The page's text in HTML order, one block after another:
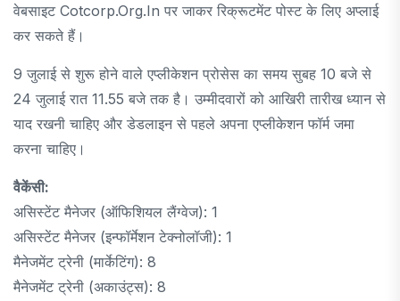
वेबसाइट Cotcorp.org.in पर जाकर रिक्रूटमेंट पोस्ट के लिए अप्लाई
कर सकते हैं।
9 जुलाई से शुरू होने वाले एप्लीकेशन प्रोसेस का समय सुबह 10 बजे से
24 जुलाई रात 11.55 बजे तक है। उम्मीदवारों को आखिरी तारीख ध्यान से
याद रखनी चाहिए और डेडलाइन से पहले अपना एप्लीकेशन फॉर्म जमा
करना चाहिए।
वैकेंसी:
असिस्टेंट मैनेजर (ऑफिशियल लैंग्वेज): 1
असिस्टेंट मैनेजर (इन्फॉर्मेशन टेक्नोलॉजी): 1
मैनेजमेंट ट्रेनी (मार्केटिंग): 8
मैनेजमेंट ट्रेनी (अकाउंट्स): 8